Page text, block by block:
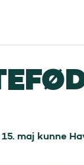
maj kunne